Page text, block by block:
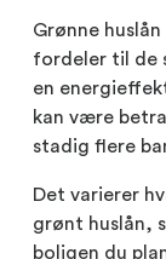
Grønne
fordeler til de
en
kan være
stadig flere
Det varierer
grønt huslån,
boligen du